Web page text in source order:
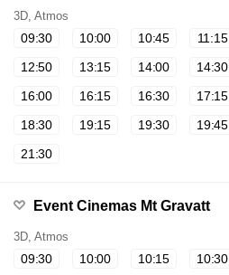
3D, Atmos
09:30 10:00 10:45 11:15
12:50
13:15 14:00 14:30
16:00
16:15 16:30 17:15
18:30
19:15 19:30 19:45
21:30
Event Cinemas Mt Gravatt
3D, Atmos
09:30 10:00 10:15 10:30